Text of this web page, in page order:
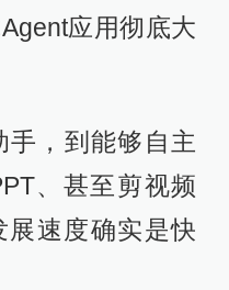
应用彻底大
手，到能够自主
、甚至剪视频
展速度确实是快